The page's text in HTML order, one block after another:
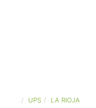
UPS LA RIOJA